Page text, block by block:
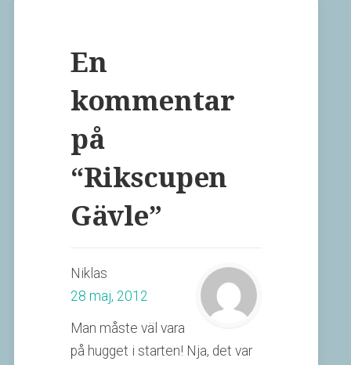
En
kommentar
på
“Rikscupen
Gävle”
Niklas
28 maj, 2012
Man måste väl vara
på hugget i starten! Nja, det var